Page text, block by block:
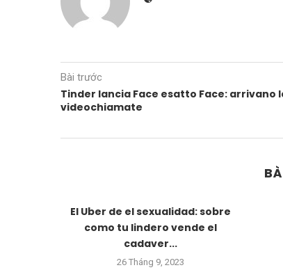
Bài trước
Tinder lancia Face esatto Face: arrivano
videochiamate
El Uber de el sexualidad: sobre
como tu lindero vende el
cadaver...
26 Tháng 9, 2023